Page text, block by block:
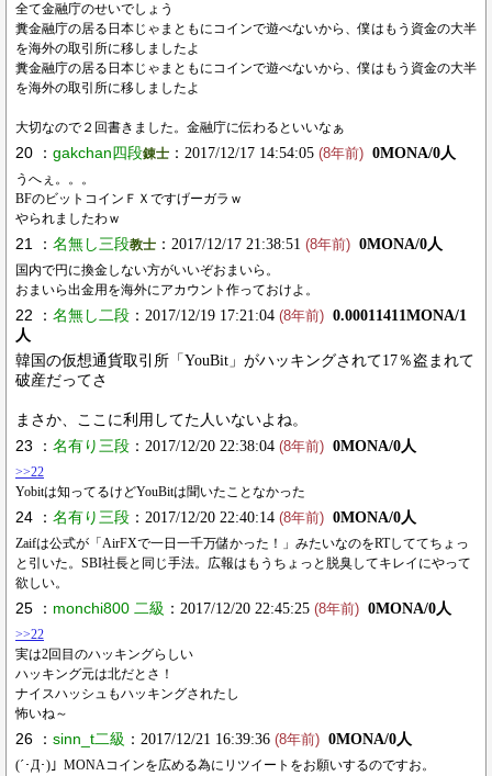
全て金融庁のせいでしょう
糞金融庁の居る日本じゃまともにコインで遊べないから、僕はもう資金の大半
を海外の取引所に移しましたよ
糞金融庁の居る日本じゃまともにコインで遊べないから、僕はもう資金の大半
を海外の取引所に移しましたよ
大切なので２回書きました。金融庁に伝わるといいなぁ
20 ： gakchan四段錬士 ：2017/12/17 14:54:05 (8年前) 0MONA/0人
うへぇ。。。
BFのビットコインＦＸですげーガラｗ
やられましたわｗ
21 ： 名無し三段教士 ：2017/12/17 21:38:51 (8年前) 0MONA/0人
国内で円に換金しない方がいいぞおまいら。
おまいら出金用を海外にアカウント作っておけよ。
22 ： 名無し二段 ：2017/12/19 17:21:04 (8年前) 0.00011411MONA/1
人
韓国の仮想通貨取引所「YouBit」がハッキングされて17％盗まれて
破産だってさ
まさか、ここに利用してた人いないよね。
23 ： 名有り三段 ：2017/12/20 22:38:04 (8年前) 0MONA/0人
>>22
Yobitは知ってるけどYouBitは聞いたことなかった
24 ： 名有り三段 ：2017/12/20 22:40:14 (8年前) 0MONA/0人
Zaifは公式が「AirFXで一日一千万儲かった！」みたいなのをRTしててちょっ
と引いた。SBI社長と同じ手法。広報はもうちょっと脱臭してキレイにやって
欲しい。
25 ： monchi800 二級 ：2017/12/20 22:45:25 (8年前) 0MONA/0人
>>22
実は2回目のハッキングらしい
ハッキング元は北だとさ！
ナイスハッシュもハッキングされたし
怖いね～
26 ： sinn_t二級 ：2017/12/21 16:39:36 (8年前) 0MONA/0人
(´･Д･)」MONAコインを広める為にリツイートをお願いするのですお。